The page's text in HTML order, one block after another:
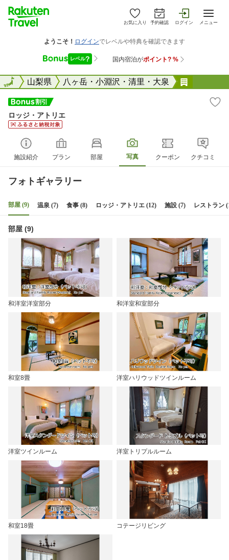
お気に入り 予約確認 ログイン メニュー
全国山梨県 八ヶ岳・小淵沢・清里・大泉
全国
ロッジ・アトリエ
施設紹介 プラン 部屋 写真 クーポン クチコミ
フォトギャラリー
部屋 (9) 温泉 (7) 食事 (8) ロッジ・アトリエ (12) 施設 (7) レストラン
部屋 (9)
和洋室洋室部分 和洋室和室部分
和室8畳 洋室ハリウッドツインルーム
洋室ツインルーム 洋室トリプルルーム
和室18畳 コテージリビング